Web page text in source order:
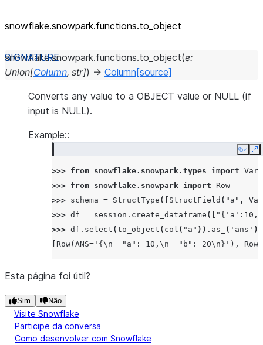
snowflake.snowpark.functions.to_ object
snowflake.snowpark.functions.to_object(e:
Union[Column, str]) → Column [source]
Converts any value to a OBJECT value or NULL (if
input is NULL).
Example::
Copy
>>> from snowflake.snowpark.types import
>>> from snowflake.snowpark import
Row
>>> schema = StructType ([ StructField ( "a" ,
>>> df = session . create_dataframe ([
>>> df . select (to_object ( col ( "a" )) . as_ ( 'ans' ))
[Row(ANS='{\n  "a": 10,\n  "b": 20\n}'),
Esta página foi útil?
Sim Não
Visite Snowflake
Participe da conversa
Como desenvolver com Snowflake